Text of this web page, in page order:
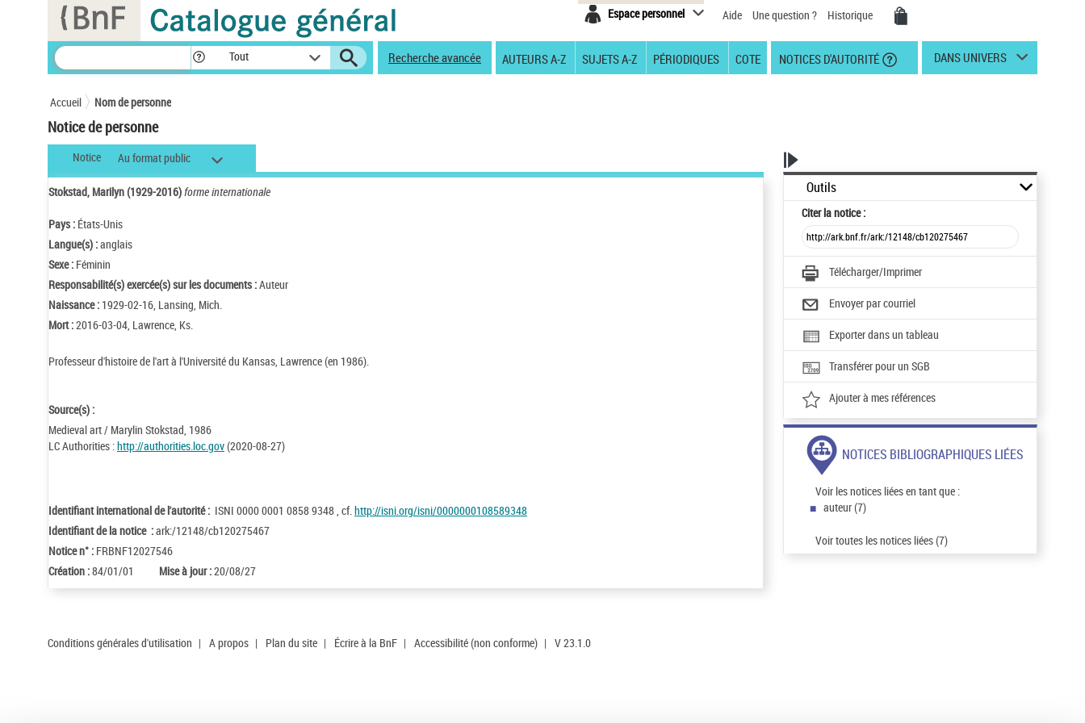
Espace personnel Aide Une question ? Historique
Tout Recherche avancée AUTEURS A-Z SUJETS A-Z PÉRIODIQUES COTE NOTICES D'AUTORITÉ DANS UNIVERS
Accueil Nom de personne
Notice de personne
Notice Au format public
Stokstad, Marilyn (1929-2016)forme internationale
Pays : États-Unis
Langue(s) :anglais
Sexe : Féminin
Responsabilité(s) exercée(s) sur les documents :Auteur
Naissance : 1929-02-16, Lansing, Mich.
Mort :2016-03-04, Lawrence, Ks.
Professeur d'histoire de l'art à l'Université du Kansas, Lawrence (en 1986).
Source(s) :
Medieval art / Marylin Stokstad, 1986
LC Authorities :http://authorities.loc.gov(2020-08-27)
Identifiant international de l'autorité : ISNI 0000 0001 0858 9348 , cf.http://isni.org/isni/0000000108589348
Identifiant de la notice :ark:/12148/cb120275467
Notice n° : FRBNF12027546
Création :84/01/01 Mise à jour :20/08/27
Outils
Citerla notice :
Télécharger/Imprimer
Envoyer par courriel
Exporter dans un tableau
Transférer pour un SGB
Ajouter à mes références
NOTICES BIBLIOGRAPHIQUES LIÉES
Voir les notices liées en tant que :
auteur (7)
Voir toutes les notices liées (7)
Conditions générales d'utilisation | A propos | Plan du site | Écrire à la BnF | Accessibilité (non conforme) | V 23.1.0
Panneau de gestion des cookies